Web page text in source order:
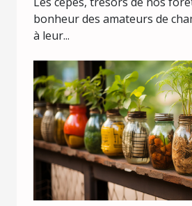
bonheur des amateurs de
à leur...